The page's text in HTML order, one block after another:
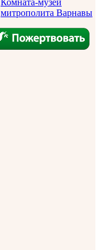
Комната-музей
митрополита Варнавы